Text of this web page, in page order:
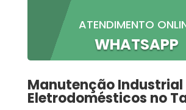
ATENDIMENTO
WHATSAPP
Manutenção Industrial
Eletrodomésticos no